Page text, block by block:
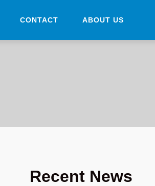
CONTACT ABOUT US
Recent News